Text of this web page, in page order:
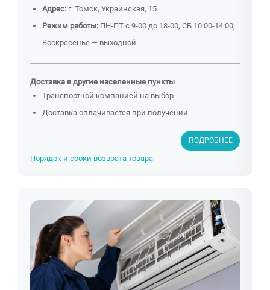
Адрес: г. Томск, Украинская, 15
Режим работы: ПН-ПТ с 9-00 до 18-00, СБ 10:00-14:00,
Воскресенье — выходной.
Доставка в другие населенные пункты
Транспортной компанией на выбор
Доставка оплачивается при получении
ПОДРОБНЕЕ
Порядок и сроки возврата товара